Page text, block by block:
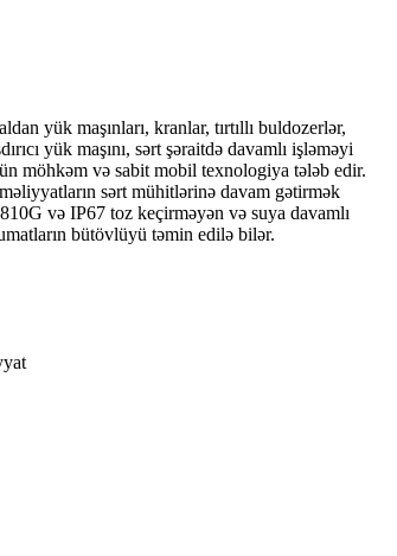
yük maşınları, kranlar, tırtıllı buldozerlər,
yük maşını, sərt şəraitdə davamlı işləməyi
möhkəm və sabit mobil texnologiya tələb edir.
sərt mühitlərinə davam gətirmək
və IP67 toz keçirməyən və suya davamlı
bütövlüyü təmin edilə bilər.